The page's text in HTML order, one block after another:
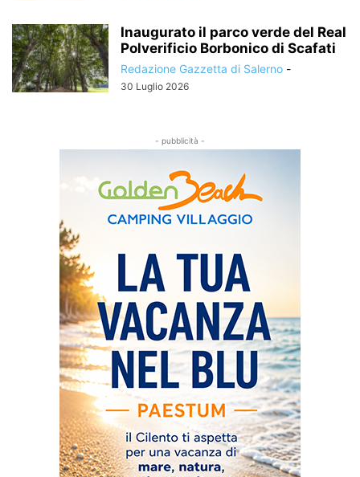
Inaugurato il parco verde del Real
Polverificio Borbonico di Scafati
Redazione Gazzetta di Salerno -
30 Luglio 2026
- pubblicità -